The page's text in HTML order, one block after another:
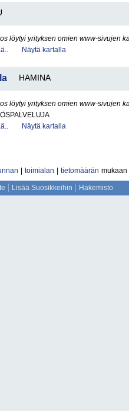
löytyi yrityksen omien www-sivujen
Näytä kartalla
HAMINA
löytyi yrityksen omien www-sivujen
Näytä kartalla
toimialan tietomäärän mukaan
Lisää Suosikkeihin Hakemisto